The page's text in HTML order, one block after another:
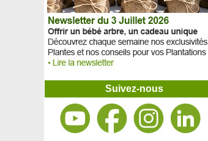
Fraisier 'Reine des Vallées'
Fraisier 'San Andreas'
Fraisier tapissant
Framboisier à fruits pourpres non remontant
Framboisier fraise japonais
Framboisier jaune nain
Framboisier jaune remontant
Framboisier nain rouge
Framboisier noir 'Black Jewel'
Framboisier orange rampant
Suivez-nous